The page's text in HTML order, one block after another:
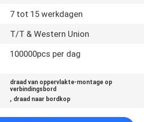
7 tot 15 werkdagen
T/T & Western Union
100000pcs per dag
draad van oppervlakte-montage op
verbindingsbord
, draad naar bordkop